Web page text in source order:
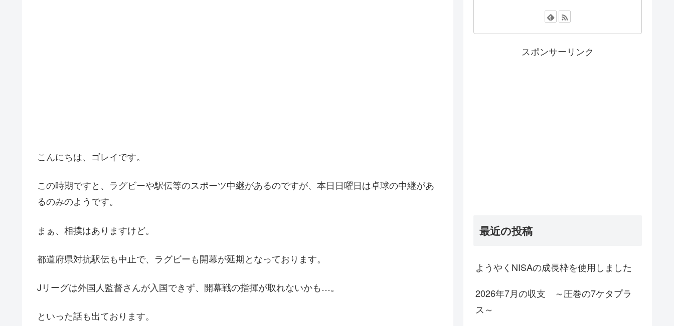
こんにちは、ゴレイです。
この時期ですと、ラグビーや駅伝等のスポーツ中継があるのですが、本日日曜日は卓球の中継があ
るのみのようです。
まぁ、相撲はありますけど。
都道府県対抗駅伝も中止で、ラグビーも開幕が延期となっております。
Jリーグは外国人監督さんが入国できず、開幕戦の指揮が取れないかも…。
といった話も出ております。
スポンサーリンク
最近の投稿
ようやくNISAの成長枠を使用しました
2026年7月の収支 ～圧巻の7ケタプラ
ス～